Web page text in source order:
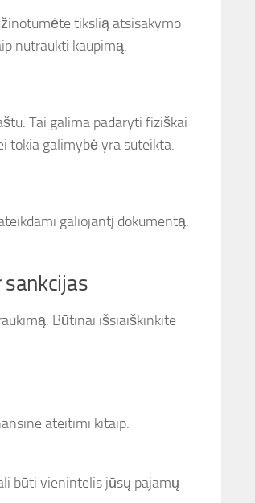
tikslią atsisakymo
nutraukti kaupimą.
Tai galima padaryti fiziškai
tokia galimybė yra suteikta.
galiojantį dokumentą.
Būtinai išsiaiškinkite
ateitimi kitaip.
būti vienintelis jūsų pajamų